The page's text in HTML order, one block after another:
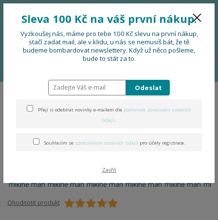
Menu
0 Kč
Folklor na mikině man
Ohodnotit produkt
Sleva 100 Kč na váš první nákup.
Vyzkoušej nás, máme pro tebe 100 Kč slevu na první nákup,
stačí zadat mail, ale v klidu, u nás se nemusíš bát, že tě
budeme bombardovat newslettery. Když už něco pošleme,
bude to stát za to.
Odeslat
Přeji si odebírat novinky e-mailem dle podmínek zpracování osobních
údajů.
Souhlasím se zpracováním osobních údajů pro účely registrace.
Zavřít